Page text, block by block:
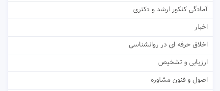
آمادگی کنکور ارشد و دکتری
اخبار
اخلاق حرفه ای در روانشناسی
ارزیابی و تشخیص
اصول و فنون مشاوره